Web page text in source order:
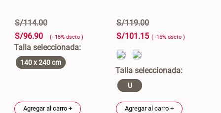
S/114.00
S/96.90 ( -15% dscto )
140 x 240 cm
Agregar al carro +
S/119.00
S/101.15 ( -15% dscto )
U
Agregar al carro +